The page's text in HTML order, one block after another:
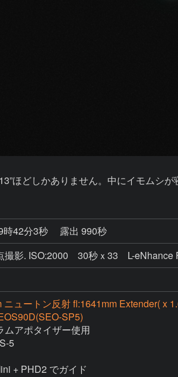
ほどしかありません。中にイモムシ
時42分3秒
露出 990秒
撮影. ISO:2000 30秒ｘ33 L-eNhance
ニュートン反射 fl:1641mm Extender( x
SP5)
ムアポタイザー使用
5
+ PHD2 でガイド